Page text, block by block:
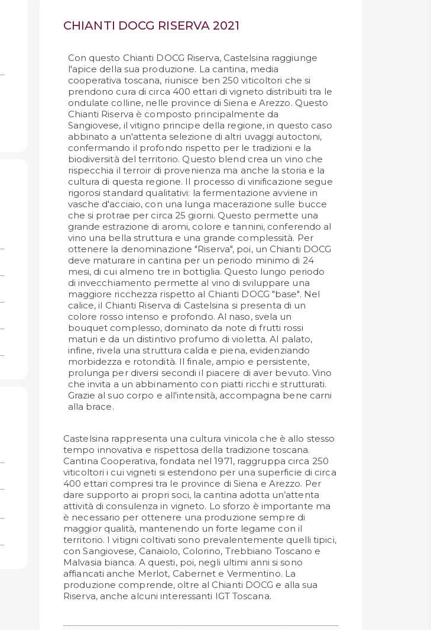
CHIANTI DOCG RISERVA 2021
Con questo Chianti DOCG Riserva, Castelsina raggiunge
l'apice della sua produzione. La cantina, media
cooperativa toscana, riunisce ben 250 viticoltori che si
prendono cura di circa 400 ettari di vigneto distribuiti tra le
ondulate colline, nelle province di Siena e Arezzo. Questo
Chianti Riserva è composto principalmente da
Sangiovese, il vitigno principe della regione, in questo caso
abbinato a un'attenta selezione di altri uvaggi autoctoni,
confermando il profondo rispetto per le tradizioni e la
biodiversità del territorio. Questo blend crea un vino che
rispecchia il terroir di provenienza ma anche la storia e la
cultura di questa regione. Il processo di vinificazione segue
rigorosi standard qualitativi: la fermentazione avviene in
vasche d'acciaio, con una lunga macerazione sulle bucce
che si protrae per circa 25 giorni. Questo permette una
grande estrazione di aromi, colore e tannini, conferendo al
vino una bella struttura e una grande complessità. Per
ottenere la denominazione "Riserva", poi, un Chianti DOCG
deve maturare in cantina per un periodo minimo di 24
mesi, di cui almeno tre in bottiglia. Questo lungo periodo
di invecchiamento permette al vino di sviluppare una
maggiore ricchezza rispetto al Chianti DOCG "base". Nel
calice, il Chianti Riserva di Castelsina si presenta di un
colore rosso intenso e profondo. Al naso, svela un
bouquet complesso, dominato da note di frutti rossi
maturi e da un distintivo profumo di violetta. Al palato,
infine, rivela una struttura calda e piena, evidenziando
morbidezza e rotondità. Il finale, ampio e persistente,
prolunga per diversi secondi il piacere di aver bevuto. Vino
che invita a un abbinamento con piatti ricchi e strutturati.
Grazie al suo corpo e all'intensità, accompagna bene carni
alla brace.
Castelsina rappresenta una cultura vinicola che è allo stesso
tempo innovativa e rispettosa della tradizione toscana.
Cantina Cooperativa, fondata nel 1971, raggruppa circa 250
viticoltori i cui vigneti si estendono per una superficie di circa
400 ettari compresi tra le province di Siena e Arezzo. Per
dare supporto ai propri soci, la cantina adotta un’attenta
attività di consulenza in vigneto. Lo sforzo è importante ma
è necessario per ottenere una produzione sempre di
maggior qualità, mantenendo un forte legame con il
territorio. I vitigni coltivati sono prevalentemente quelli tipici,
con Sangiovese, Canaiolo, Colorino, Trebbiano Toscano e
Malvasia bianca. A questi, poi, negli ultimi anni si sono
affiancati anche Merlot, Cabernet e Vermentino. La
produzione comprende, oltre al Chianti DOCG e alla sua
Riserva, anche alcuni interessanti IGT Toscana.